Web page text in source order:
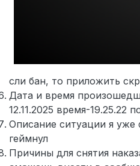
сли бан, то приложить
Дата и время
12.11.2025 время-19.25.22
Описание ситуации я уже
геймнул
Причины для снятия